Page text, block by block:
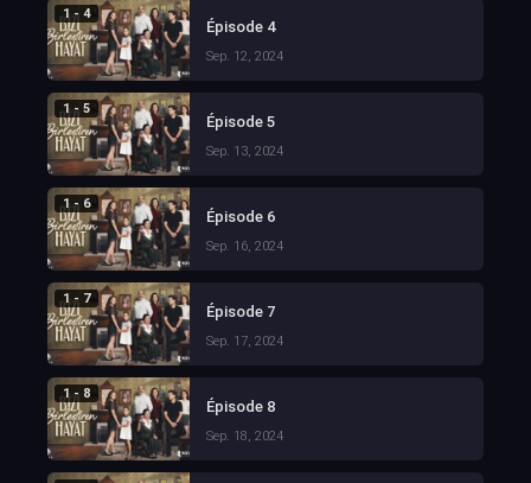
1 - 4
Épisode 4
Sep. 12, 2024
1 - 5
Épisode 5
Sep. 13, 2024
1 - 6
Épisode 6
Sep. 16, 2024
1 - 7
Épisode 7
Sep. 17, 2024
1 - 8
Épisode 8
Sep. 18, 2024